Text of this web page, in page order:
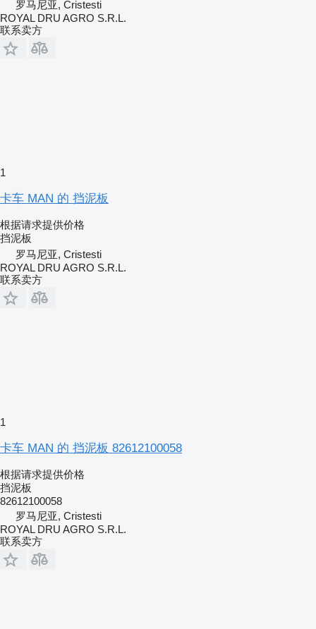
罗马尼亚, Cristesti
ROYAL DRU AGRO S.R.L.
联系卖方
1
卡车 MAN 的 挡泥板
根据请求提供价格
挡泥板
罗马尼亚, Cristesti
ROYAL DRU AGRO S.R.L.
联系卖方
1
卡车 MAN 的 挡泥板 82612100058
根据请求提供价格
挡泥板
82612100058
罗马尼亚, Cristesti
ROYAL DRU AGRO S.R.L.
联系卖方